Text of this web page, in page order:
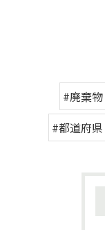
#廃棄物
#都道府県